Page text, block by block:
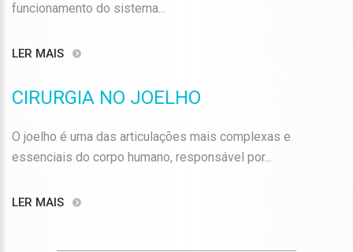
funcionamento do sistema...
LER MAIS
CIRURGIA NO JOELHO
O joelho é uma das articulações mais complexas e
essenciais do corpo humano, responsável por...
LER MAIS